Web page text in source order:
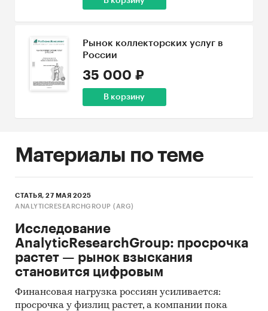
Рынок коллекторских услуг в
России
35 000 ₽
В корзину
Материалы по теме
СТАТЬЯ, 27 МАЯ 2025
ANALYTICRESEARCHGROUP (ARG)
Исследование
AnalyticResearchGroup: просрочка
растет — рынок взыскания
становится цифровым
Финансовая нагрузка россиян усиливается:
просрочка у физлиц растет, а компании пока